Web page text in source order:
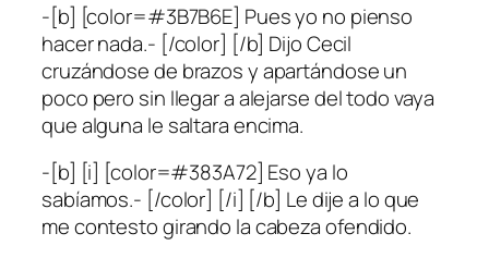
-[b] [color=#3B7B6E] Pues yo no pienso
hacer nada.- [/color] [/b] Dijo Cecil
cruzándose de brazos y apartándose un
poco pero sin llegar a alejarse del todo vaya
que alguna le saltara encima.
-[b] [i] [color=#383A72] Eso ya lo
sabíamos.- [/color] [/i] [/b] Le dije a lo que
me contesto girando la cabeza ofendido.